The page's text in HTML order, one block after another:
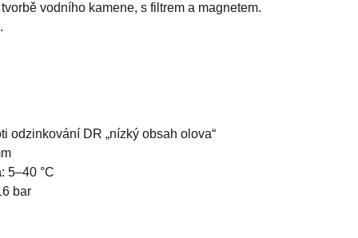
vodního kamene, s filtrem a magnetem.
odzinkování DR „nízký obsah olova“
: 5–40 °C
bar